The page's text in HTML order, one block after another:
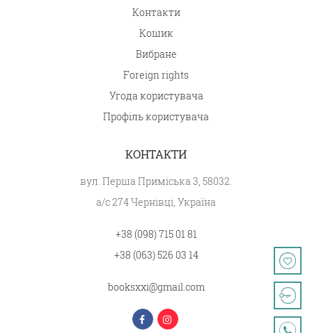
Контакти
Кошик
Вибране
Foreign rights
Угода користувача
Профіль користувача
КОНТАКТИ
вул. Перша Приміська 3, 58032.
а/с 274 Чернівці, Україна
+38 (098) 715 01 81
+38 (063) 526 03 14
booksxxi@gmail.com